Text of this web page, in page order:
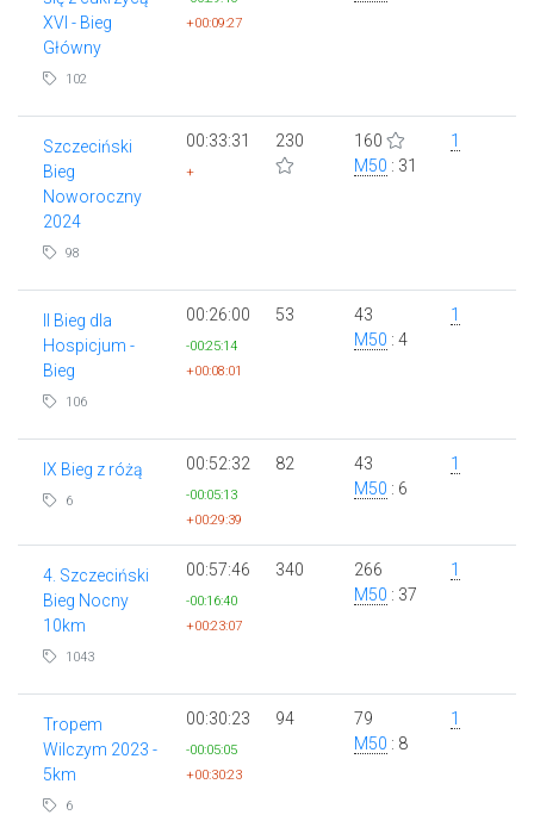
XVI - Bieg
Główny
102
+00:09:27
Szczeciński
Bieg
Noworoczny
2024
98
00:33:31
+
230
160
M50 : 31
1
II Bieg dla
Hospicjum -
Bieg
106
00:26:00
-00:25:14
+00:08:01
53
43
M50 : 4
1
IX Bieg z różą
6
00:52:32
-00:05:13
+00:29:39
82
43
M50 : 6
1
4. Szczeciński
Bieg Nocny
10km
1043
00:57:46
-00:16:40
+00:23:07
340
266
M50 : 37
1
Tropem
Wilczym 2023 -
5km
6
00:30:23
-00:05:05
+00:30:23
94
79
M50 : 8
1